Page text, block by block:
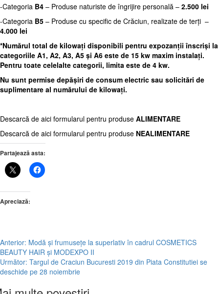
-Categoria B4 – Produse naturiste de îngrijire personală – 2.500 lei
-Categoria B5 – Produse cu specific de Crăciun, realizate de terți –
4.000 lei
*Numărul total de kilowați disponibili pentru expozanții înscriși la
categoriile A1, A2, A3, A5 și A6 este de 15 kw maxim instalați.
Pentru toate celelalte categorii, limita este de 4 kw.
Nu sunt permise depășiri de consum electric sau solicitări de
suplimentare al numărului de kilowați.
Descarcă de aici formularul pentru produse ALIMENTARE
Descarcă de aici formularul pentru produse NEALIMENTARE
Partajează asta:
Apreciază:
Post
navigation
Anterior: Modă și frumusețe la superlativ în cadrul COSMETICS
BEAUTY HAIR și MODEXPO II
Următor: Targul de Craciun Bucuresti 2019 din Piata Constitutiei se
deschide pe 28 noiembrie